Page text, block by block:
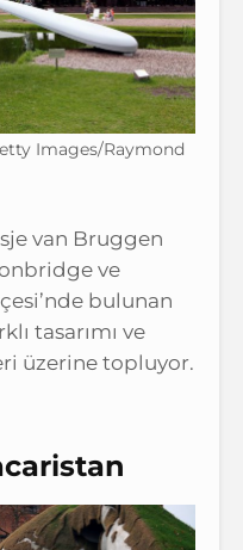
Images/Raymond
van Bruggen
ve
bulunan
tasarımı ve
üzerine topluyor.